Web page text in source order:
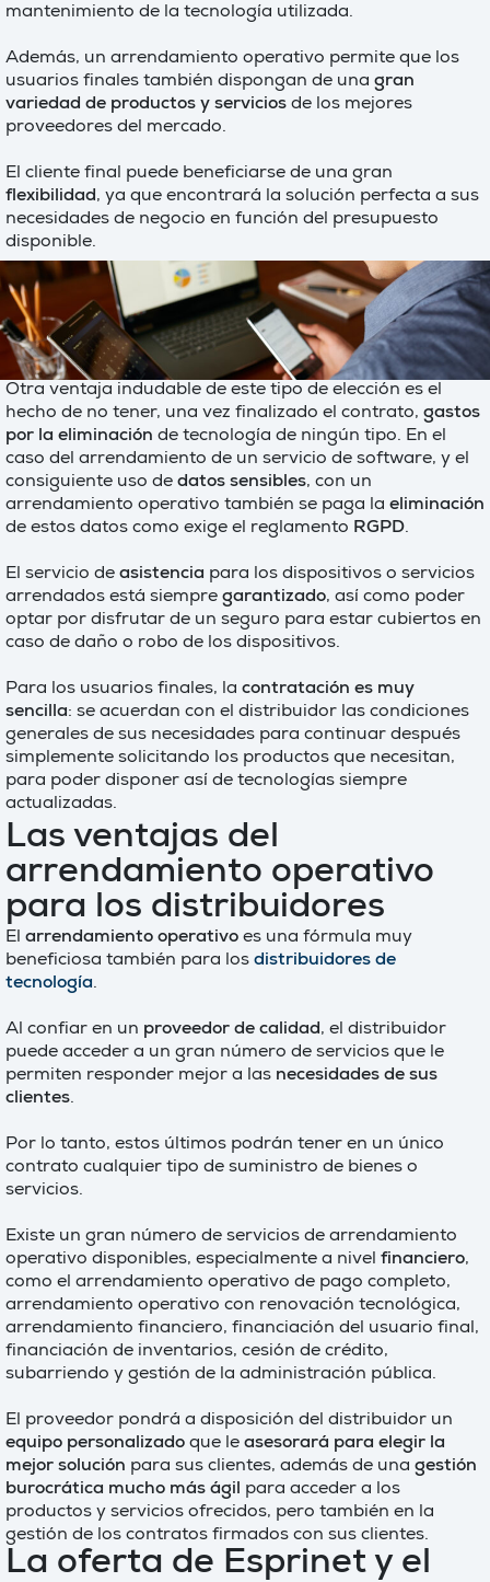
mantenimiento de la tecnología utilizada.
Además, un arrendamiento operativo permite que los
usuarios finales también dispongan de una gran
variedad de productos y servicios de los mejores
proveedores del mercado.
El cliente final puede beneficiarse de una gran
flexibilidad, ya que encontrará la solución perfecta a sus
necesidades de negocio en función del presupuesto
disponible.
Otra ventaja indudable de este tipo de elección es el
hecho de no tener, una vez finalizado el contrato, gastos
por la eliminación de tecnología de ningún tipo. En el
caso del arrendamiento de un servicio de software, y el
consiguiente uso de datos sensibles, con un
arrendamiento operativo también se paga la eliminación
de estos datos como exige el reglamento RGPD.
El servicio de asistencia para los dispositivos o servicios
arrendados está siempre garantizado, así como poder
optar por disfrutar de un seguro para estar cubiertos en
caso de daño o robo de los dispositivos.
Para los usuarios finales, la contratación es muy
sencilla: se acuerdan con el distribuidor las condiciones
generales de sus necesidades para continuar después
simplemente solicitando los productos que necesitan,
para poder disponer así de tecnologías siempre
actualizadas.
Las ventajas del
arrendamiento operativo
para los distribuidores
El arrendamiento operativo es una fórmula muy
beneficiosa también para los distribuidores de
tecnología.
Al confiar en un proveedor de calidad, el distribuidor
puede acceder a un gran número de servicios que le
permiten responder mejor a las necesidades de sus
clientes.
Por lo tanto, estos últimos podrán tener en un único
contrato cualquier tipo de suministro de bienes o
servicios.
Existe un gran número de servicios de arrendamiento
operativo disponibles, especialmente a nivel financiero,
como el arrendamiento operativo de pago completo,
arrendamiento operativo con renovación tecnológica,
arrendamiento financiero, financiación del usuario final,
financiación de inventarios, cesión de crédito,
subarriendo y gestión de la administración pública.
El proveedor pondrá a disposición del distribuidor un
equipo personalizado que le asesorará para elegir la
mejor solución para sus clientes, además de una gestión
burocrática mucho más ágil para acceder a los
productos y servicios ofrecidos, pero también en la
gestión de los contratos firmados con sus clientes.
La oferta de Esprinet y el